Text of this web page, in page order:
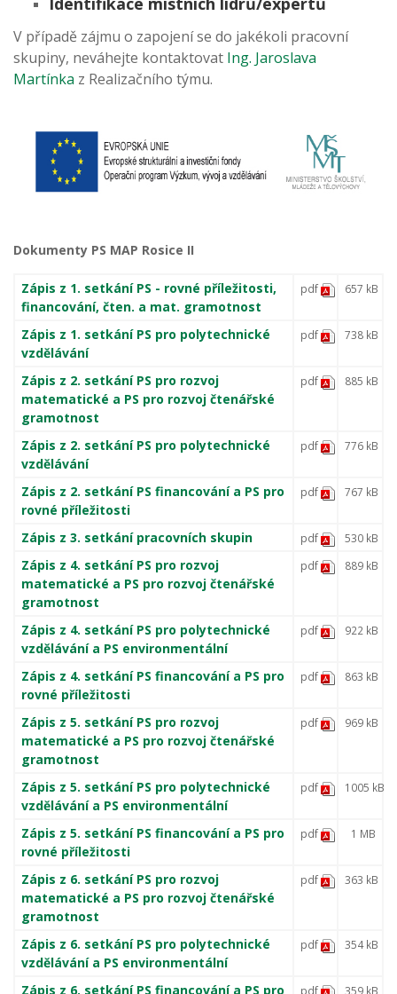
V případě zájmu o zapojení se do jakékoli pracovní
skupiny, neváhejte kontaktovat Ing. Jaroslava
Martínka z Realizačního týmu.
Dokumenty PS MAP Rosice II
Zápis z 1. setkání PS - rovné příležitosti,
financování, čten. a mat. gramotnost
pdf 657 kB
Zápis z 1. setkání PS pro polytechnické
vzdělávání
pdf 738 kB
Zápis z 2. setkání PS pro rozvoj
matematické a PS pro rozvoj čtenářské
gramotnost
pdf 885 kB
Zápis z 2. setkání PS pro polytechnické
vzdělávání
pdf 776 kB
Zápis z 2. setkání PS financování a PS pro
rovné příležitosti
pdf 767 kB
Zápis z 3. setkání pracovních skupin pdf 530 kB
Zápis z 4. setkání PS pro rozvoj
matematické a PS pro rozvoj čtenářské
gramotnost
pdf 889 kB
Zápis z 4. setkání PS pro polytechnické
vzdělávání a PS environmentální
pdf 922 kB
Zápis z 4. setkání PS financování a PS pro
rovné příležitosti
pdf 863 kB
Zápis z 5. setkání PS pro rozvoj
matematické a PS pro rozvoj čtenářské
gramotnost
pdf 969 kB
Zápis z 5. setkání PS pro polytechnické
vzdělávání a PS environmentální
pdf 1005 kB
Zápis z 5. setkání PS financování a PS pro
rovné příležitosti
pdf 1 MB
Zápis z 6. setkání PS pro rozvoj
matematické a PS pro rozvoj čtenářské
gramotnost
pdf 363 kB
Zápis z 6. setkání PS pro polytechnické
vzdělávání a PS environmentální
pdf 354 kB
Zápis z 6. setkání PS financování a PS pro pdf 359 kB